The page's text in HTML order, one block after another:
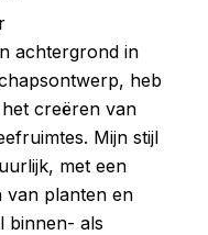
achtergrond in
heb
creëren van
Mijn stijl
met een
van planten en
binnen- als